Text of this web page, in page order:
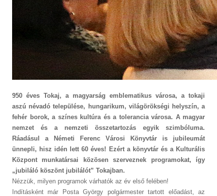
950 éves Tokaj, a magyarság emblematikus városa, a tokaji
aszú névadó települése, hungarikum, világörökségi helyszín, a
fehér borok, a színes kultúra és a tolerancia városa. A magyar
nemzet és a nemzeti összetartozás egyik szimbóluma.
Ráadásul a Németi Ferenc Városi Könyvtár is jubileumát
ünnepli, hisz idén lett 60 éves! Ezért a könyvtár és a Kulturális
Központ munkatársai közösen szerveznek programokat, így
„jubiláló köszönt jubilálót” Tokajban.
Nézzük, milyen programok várhatók az év első felében!
Indításként már Posta György polgármester tartott előadást, az